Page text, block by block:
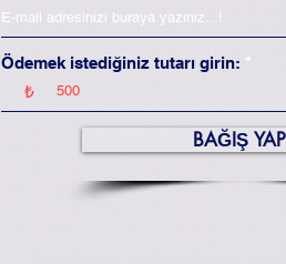
Ödemek istediğiniz tutarı girin:
₺
BAĞIŞ YAP